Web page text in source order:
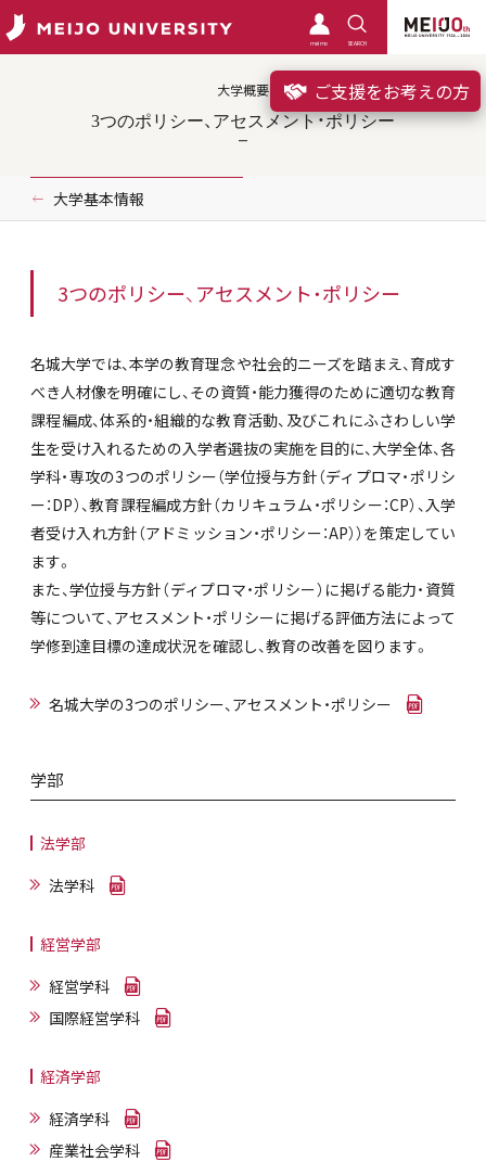
meimo SEARCH
ご支援をお考えの方
大学概要
3つのポリシー、アセスメント・ポリシー
大学基本情報
3つのポリシー、アセスメント・ポリシー
名城大学では、本学の教育理念や社会的ニーズを踏まえ、育成す
べき人材像を明確にし、その資質・能力獲得のために適切な教育
課程編成、体系的・組織的な教育活動、及びこれにふさわしい学
生を受け入れるための入学者選抜の実施を目的に、大学全体、各
学科・専攻の3つのポリシー（学位授与方針（ディプロマ・ポリシ
ー：DP）、教育課程編成方針（カリキュラム・ポリシー：CP）、入学
者受け入れ方針（アドミッション・ポリシー：AP））を策定してい
ます。
また、学位授与方針（ディプロマ・ポリシー）に掲げる能力・資質
等について、アセスメント・ポリシーに掲げる評価方法によって
学修到達目標の達成状況を確認し、教育の改善を図ります。
名城大学の3つのポリシー、アセスメント・ポリシー
学部
法学部
法学科
経営学部
経営学科
国際経営学科
経済学部
経済学科
産業社会学科